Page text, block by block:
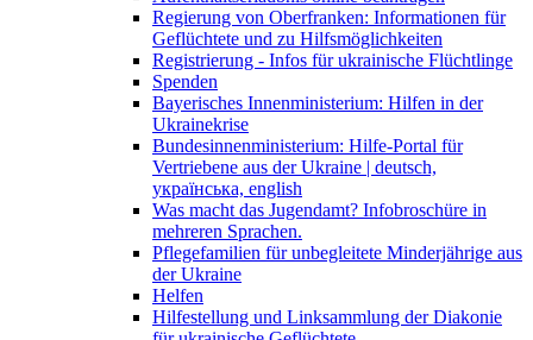
Regierung von Oberfranken: Informationen für
Geflüchtete und zu Hilfsmöglichkeiten
Registrierung - Infos für ukrainische Flüchtlinge
Spenden
Bayerisches Innenministerium: Hilfen in der
Ukrainekrise
Bundesinnenministerium: Hilfe-Portal für
Vertriebene aus der Ukraine | deutsch,
українська, english
Was macht das Jugendamt? Infobroschüre in
mehreren Sprachen.
Pflegefamilien für unbegleitete Minderjährige aus
der Ukraine
Helfen
Hilfestellung und Linksammlung der Diakonie